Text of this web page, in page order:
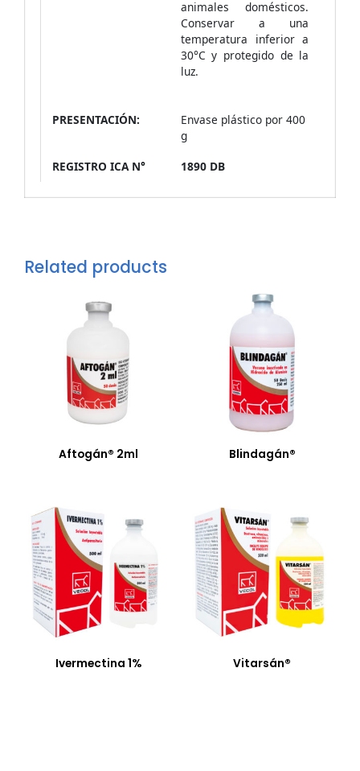
animales domésticos.
Conservar a una
temperatura inferior a
30°C y protegido de la
luz.
PRESENTACIÓN:
Envase plástico por 400
g
REGISTRO ICA N°
1890 DB
Related products
Aftogán® 2ml Blindagán®
Ivermectina 1% Vitarsán®